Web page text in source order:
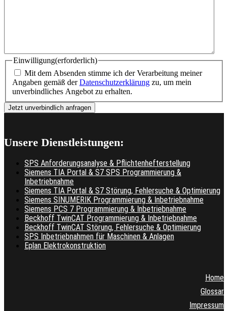
Einwilligung(erforderlich)
Mit dem Absenden stimme ich der Verarbeitung meiner
Angaben gemäß derDatenschutzerklärung zu, um mein
unverbindliches Angebot zu erhalten.
Unsere Dienstleistungen:
SPS Anforderungsanalyse & Pflichtenhefterstellung
Siemens TIA Portal & S7 SPS Programmierung &
Inbetriebnahme
Siemens TIA Portal & S7 Störung, Fehlersuche & Optimierung
Siemens SINUMERIK Programmierung & Inbetriebnahme
Siemens PCS 7 Programmierung & Inbetriebnahme
Beckhoff TwinCAT Programmierung & Inbetriebnahme
Beckhoff TwinCAT Störung, Fehlersuche & Optimierung
SPS Inbetriebnahmen für Maschinen & Anlagen
Eplan Elektrokonstruktion
Home
Glossar
Impressum